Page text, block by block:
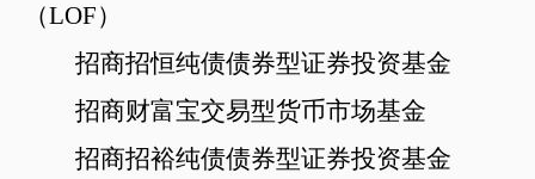
（LOF）
招商招恒纯债债券型证券投资基金
招商财富宝交易型货币市场基金
招商招裕纯债债券型证券投资基金